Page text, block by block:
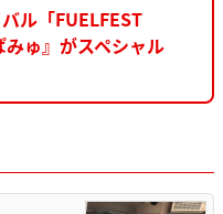
ル「FUELFEST
ゅ』がスペシャル